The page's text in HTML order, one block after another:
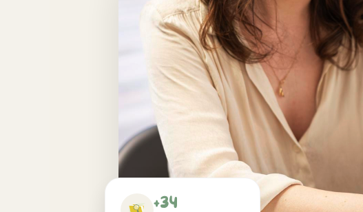
+34